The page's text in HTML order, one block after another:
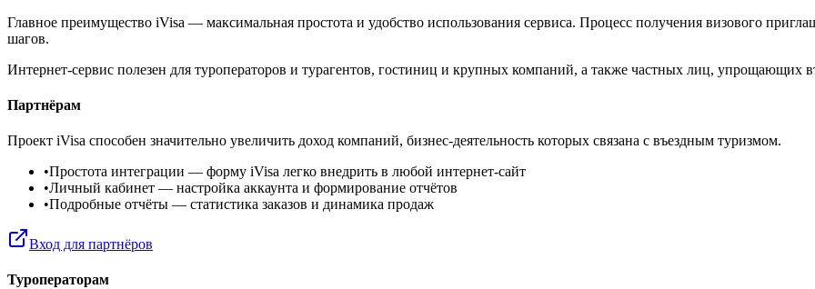
Главное преимущество iVisa — максимальная простота и удобство использования сервиса. Процесс получения визового
шагов.
Интернет-сервис полезен для туроператоров и турагентов, гостиниц и крупных компаний, а также частных лиц, упрощающих
Партнёрам
Проект iVisa способен значительно увеличить доход компаний, бизнес-деятельность которых связана с въездным туризмом.
•Простота интеграции — форму iVisa легко внедрить в любой интернет-сайт
•Личный кабинет — настройка аккаунта и формирование отчётов
•Подробные отчёты — статистика заказов и динамика продаж
Вход для партнёров
Туроператорам